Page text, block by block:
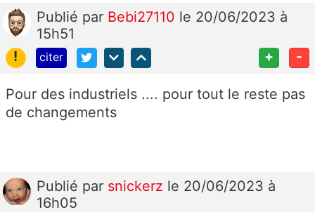
Publié par Bebi27110 le 20/06/2023 à
15h51
!
citer + -
Pour des industriels .... pour tout le reste pas
de changements
Publié par snickerz le 20/06/2023 à
16h05